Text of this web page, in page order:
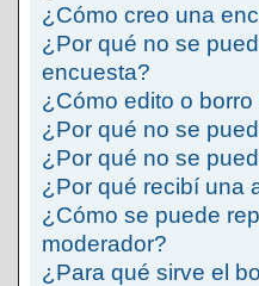
¿Cómo creo una
¿Por qué no se
encuesta?
¿Cómo edito o
¿Por qué no se
¿Por qué no se
¿Por qué recibí una
¿Cómo se puede
moderador?
¿Para qué sirve el